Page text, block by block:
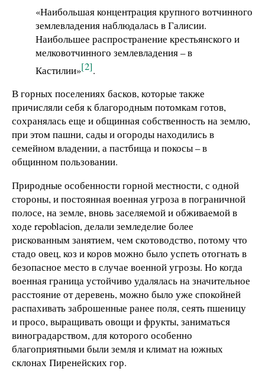
«Наибольшая концентрация крупного вотчинного
землевладения наблюдалась в Галисии.
Наибольшее распространение крестьянского и
мелковотчинного землевладения – в
Кастилии»[2].
В горных поселениях басков, которые также
причисляли себя к благородным потомкам готов,
сохранялась еще и общинная собственность на землю,
при этом пашни, сады и огороды находились в
семейном владении, а пастбища и покосы – в
общинном пользовании.
Природные особенности горной местности, с одной
стороны, и постоянная военная угроза в пограничной
полосе, на земле, вновь заселяемой и обживаемой в
ходе repoblacion, делали земледелие более
рискованным занятием, чем скотоводство, потому что
стадо овец, коз и коров можно было успеть отогнать в
безопасное место в случае военной угрозы. Но когда
военная граница устойчиво удалялась на значительное
расстояние от деревень, можно было уже спокойней
распахивать заброшенные ранее поля, сеять пшеницу
и просо, выращивать овощи и фрукты, заниматься
виноградарством, для которого особенно
благоприятными были земля и климат на южных
склонах Пиренейских гор.